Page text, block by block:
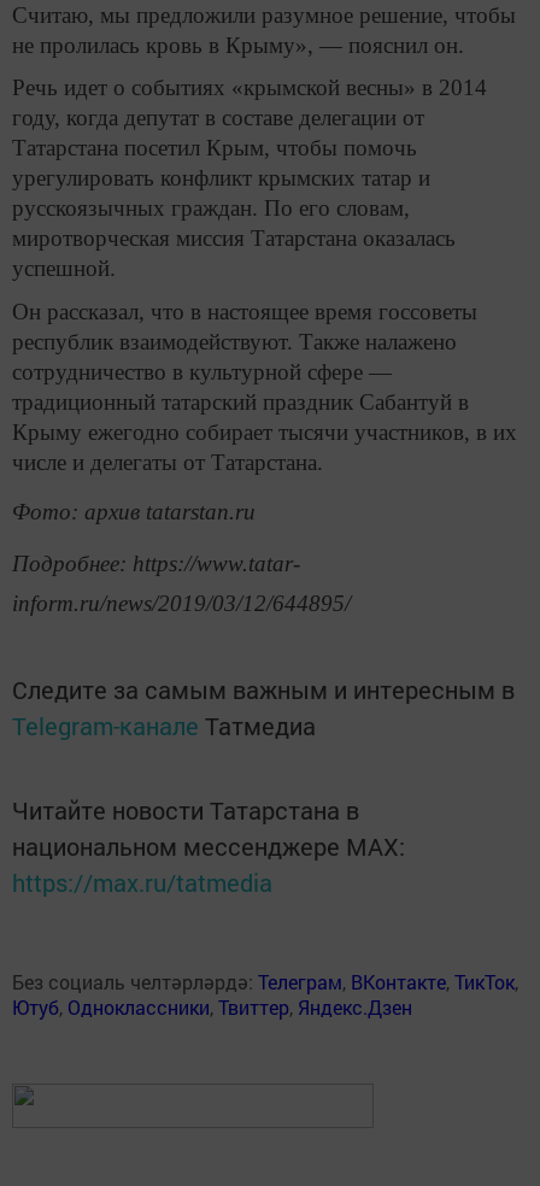
Считаю, мы предложили разумное решение, чтобы
не пролилась кровь в Крыму», — пояснил он.
Речь идет о событиях «крымской весны» в 2014
году, когда депутат в составе делегации от
Татарстана посетил Крым, чтобы помочь
урегулировать конфликт крымских татар и
русскоязычных граждан. По его словам,
миротворческая миссия Татарстана оказалась
успешной.
Он рассказал, что в настоящее время госсоветы
республик взаимодействуют. Также налажено
сотрудничество в культурной сфере —
традиционный татарский праздник Сабантуй в
Крыму ежегодно собирает тысячи участников, в их
числе и делегаты от Татарстана.
Фото: архив tatarstan.ru
Подробнее: https://www.tatar-
inform.ru/news/2019/03/12/644895/
Следите за самым важным и интересным в
Telegram-канале Татмедиа
Читайте новости Татарстана в
национальном мессенджере MАХ:
https://max.ru/tatmedia
Без социаль челтәрләрдә: Телеграм, ВКонтакте,ТикТок,
Ютуб, Одноклассники,Твиттер, Яндекс.Дзен